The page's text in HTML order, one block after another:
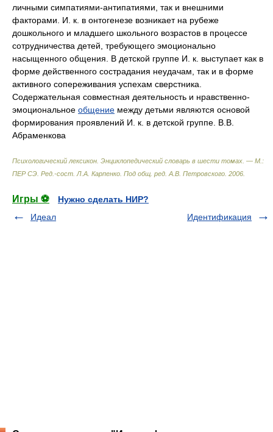
личными симпатиями-антипатиями, так и внешними
факторами. И. к. в онтогенезе возникает на рубеже
дошкольного и младшего школьного возрастов в процессе
сотрудничества детей, требующего эмоционально
насыщенного общения. В детской группе И. к. выступает как в
форме действенного сострадания неудачам, так и в форме
активного сопереживания успехам сверстника.
Содержательная совместная деятельность и нравственно-
эмоциональное общение между детьми являются основой
формирования проявлений И. к. в детской группе. В.В.
Абраменкова
Психологический лексикон. Энциклопедический словарь в шести томах. — М.:
ПЕР СЭ Ред.-сост. Л.А. Карпенко. Под общ. ред. А.В. Петровского 2006
Игры ⚽
Нужно сделать НИР?
Идеал
Идентификация